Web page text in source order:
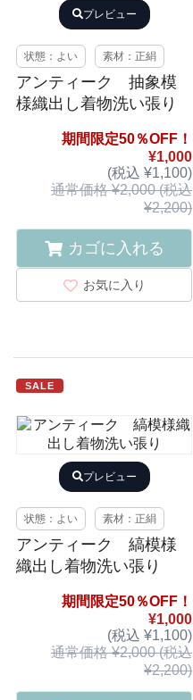
プレビュー
状態：よい 素材：正絹
アンティーク 抽象模
様織出し着物洗い張り
期間限定50％OFF！
¥1,000
(税込 ¥1,100)
通常価格 ¥2,000 (税込
¥2,200)
カゴに入れる
お気に入り
SALE
プレビュー
状態：よい 素材：正絹
アンティーク 縞模様
織出し着物洗い張り
期間限定50％OFF！
¥1,000
(税込 ¥1,100)
通常価格 ¥2,000 (税込
¥2,200)